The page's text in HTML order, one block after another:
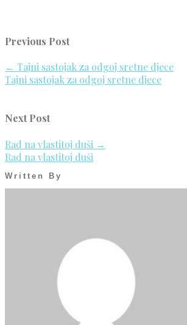
Previous Post
← Tajni sastojak za odgoj sretne djece
Tajni sastojak za odgoj sretne djece
Next Post
Rad na vlastitoj duši →
Rad na vlastitoj duši
Written By